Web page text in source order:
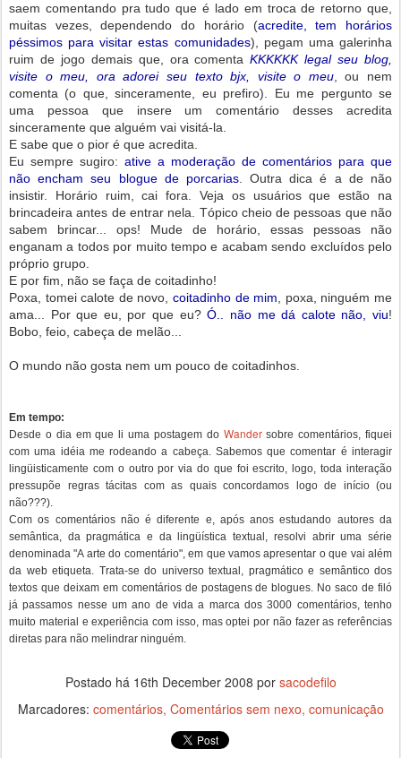
saem comentando pra tudo que é lado em troca de retorno que,
muitas vezes, dependendo do horário (acredite, tem horários
péssimos para visitar estas comunidades), pegam uma galerinha
ruim de jogo demais que, ora comentaKKKKKK legal seu blog,
visite o meu, ora adorei seu texto bjx, visite o meu, ou nem
comenta (o que, sinceramente, eu prefiro). Eu me pergunto se
uma pessoa que insere um comentário desses acredita
sinceramente que alguém vai visitá-la.
E sabe que o pior é que acredita.
Eu sempre sugiro: ative a moderação de comentários para que
não encham seu blogue de porcarias. Outra dica é a de não
insistir. Horário ruim, cai fora. Veja os usuários que estão na
brincadeira antes de entrar nela. Tópico cheio de pessoas que não
sabem brincar... ops! Mude de horário, essas pessoas não
enganam a todos por muito tempo e acabam sendo excluídos pelo
próprio grupo.
E por fim, não se faça de coitadinho!
Poxa, tomei calote de novo, coitadinho de mim , poxa, ninguém me
ama... Por que eu, por que eu?Ó.. não me dá calote não, viu!
Bobo, feio, cabeça de melão...
O mundo não gosta nem um pouco de coitadinhos.
Em tempo:
Desde o dia em que li uma postagem do Wandersobre comentários, fiquei
com uma idéia me rodeando a cabeça. Sabemos que comentar é interagir
lingüisticamente com o outro por via do que foi escrito, logo, toda interação
pressupõe regras tácitas com as quais concordamos logo de início (ou
não???).
Com os comentários não é diferente e, após anos estudando autores da
semântica, da pragmática e da lingüística textual, resolvi abrir uma série
denominada "A arte do comentário", em que vamos apresentar o que vai além
da web etiqueta. Trata-se do universo textual, pragmático e semântico dos
textos que deixam em comentários de postagens de blogues. No saco de filó
já passamos nesse um ano de vida a marca dos 3000 comentários, tenho
muito material e experiência com isso, mas optei por não fazer as referências
diretas para não melindrar ninguém.
Postado há 16th December 2008 por sacodefilo
Marcadores: comentários Comentários sem nexo comunicação